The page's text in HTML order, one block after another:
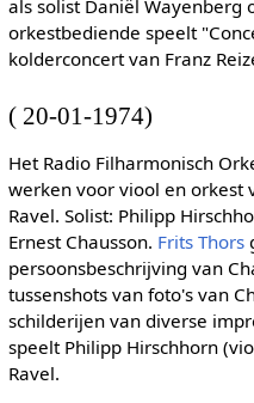
als solist Daniël Wayenberg
orkestbediende speelt
kolderconcert van Franz
( 20-01-1974)
Het Radio Filharmonisch
werken voor viool en orkest
Ravel. Solist: Philipp
Ernest Chausson. Frits Thors
persoonsbeschrijving van
tussenshots van foto's van
schilderijen van diverse
speelt Philipp Hirschhorn
Ravel.